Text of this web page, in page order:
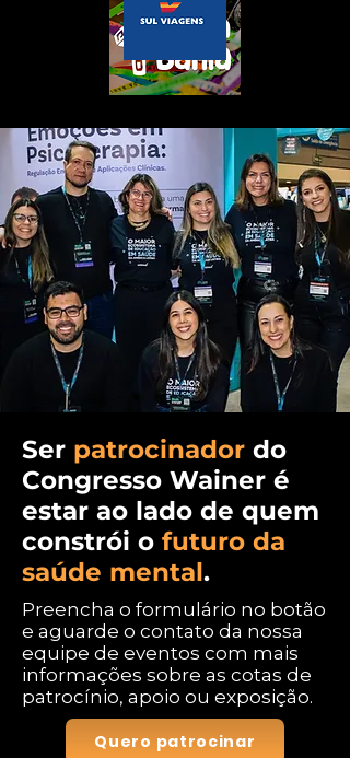
Ser patrocinador do
Congresso Wainer é
estar ao lado de quem
constrói o futuro da
saúde mental.
Preencha o formulário no botão
e aguarde o contato da nossa
equipe de eventos com mais
informações sobre as cotas de
patrocínio, apoio ou exposição.
Quero patrocinar